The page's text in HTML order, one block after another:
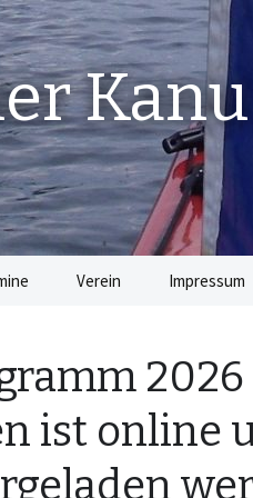
Verein
Beiträge
Satzung
Jugendordnung
Impressum
ist online